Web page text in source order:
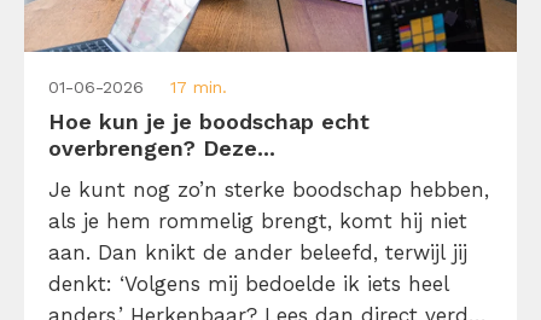
01-06-2026 17 min.
Hoe kun je je boodschap echt
overbrengen? Deze...
Je kunt nog zo’n sterke boodschap hebben,
als je hem rommelig brengt, komt hij niet
aan. Dan knikt de ander beleefd, terwijl jij
denkt: ‘Volgens mij bedoelde ik iets heel